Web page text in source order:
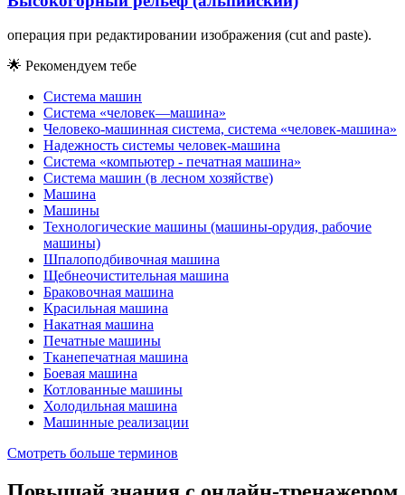
операция при редактировании изображения (cut and paste).
🌟 Рекомендуем тебе
Система машин
Система «человек—машина»
Человеко-машинная система, система «человек-машина»
Надежность системы человек-машина
Система «компьютер - печатная машина»
Система машин (в лесном хозяйстве)
Машина
Машины
Технологические машины (машины-орудия, рабочие
машины)
Шпалоподбивочная машина
Щебнеочистительная машина
Браковочная машина
Красильная машина
Накатная машина
Печатные машины
Тканепечатная машина
Боевая машина
Котлованные машины
Холодильная машина
Машинные реализации
Смотреть больше терминов